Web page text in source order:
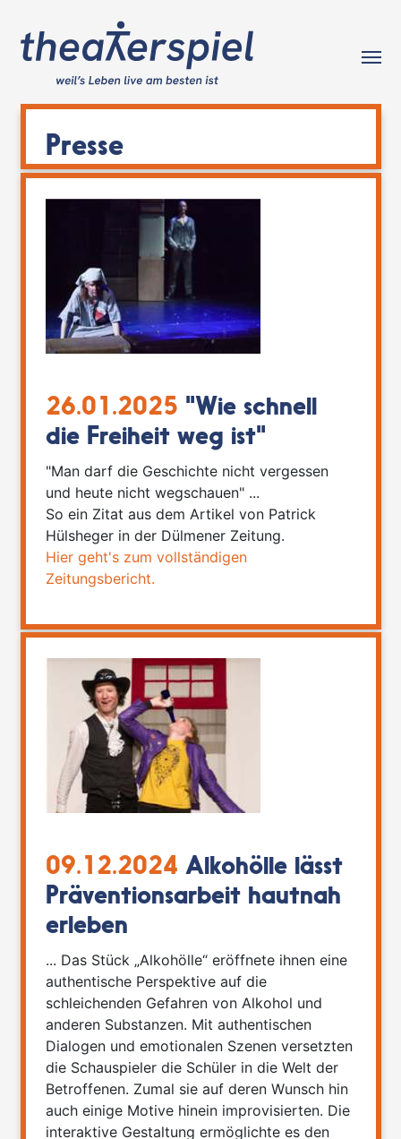
Presse
26.01.2025 "Wie schnell
die Freiheit weg ist"
"Man darf die Geschichte nicht vergessen
und heute nicht wegschauen" ...
So ein Zitat aus dem Artikel von Patrick
Hülsheger in der Dülmener Zeitung.
Hier geht's zum vollständigen
Zeitungsbericht.
09.12.2024 Alkohölle lässt
Präventionsarbeit hautnah
erleben
... Das Stück „Alkohölle“ eröffnete ihnen eine
authentische Perspektive auf die
schleichenden Gefahren von Alkohol und
anderen Substanzen. Mit authentischen
Dialogen und emotionalen Szenen versetzten
die Schauspieler die Schüler in die Welt der
Betroffenen. Zumal sie auf deren Wunsch hin
auch einige Motive hinein improvisierten. Die
interaktive Gestaltung ermöglichte es den